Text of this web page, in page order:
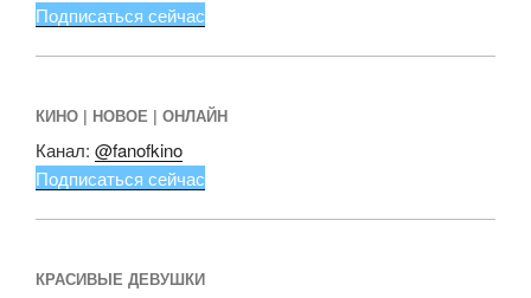
Подписаться сейчас
КИНО | НОВОЕ | ОНЛАЙН
Канал: @fanofkino
Подписаться сейчас
КРАСИВЫЕ ДЕВУШКИ